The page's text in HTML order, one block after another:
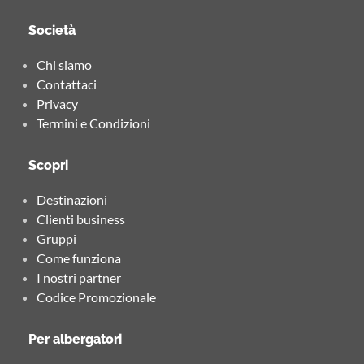
Società
Chi siamo
Contattaci
Privacy
Termini e Condizioni
Scopri
Destinazioni
Clienti business
Gruppi
Come funziona
I nostri partner
Codice Promozionale
Per albergatori